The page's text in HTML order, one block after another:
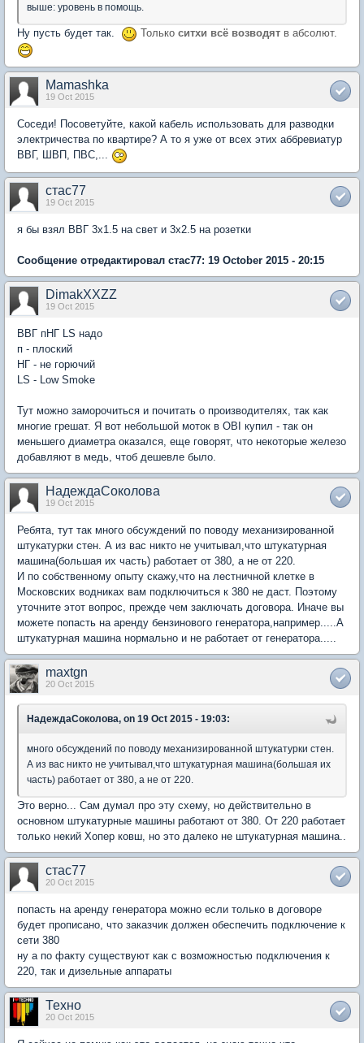
выше: уровень в помощь.
Ну пусть будет так. Только ситхи всё возводят в абсолют.
Mamashka
19 Oct 2015
Соседи! Посоветуйте, какой кабель использовать для разводки
электричества по квартире? А то я уже от всех этих аббревиатур
ВВГ, ШВП, ПВС,...
стас77
19 Oct 2015
я бы взял ВВГ 3х1.5 на свет и 3х2.5 на розетки
Сообщение отредактировал стас77: 19 October 2015 - 20:15
DimakXXZZ
19 Oct 2015
ВВГ пНГ LS надо
п - плоский
НГ - не горючий
LS - Low Smoke
Тут можно заморочиться и почитать о производителях, так как
многие грешат. Я вот небольшой моток в OBI купил - так он
меньшего диаметра оказался, еще говорят, что некоторые железо
добавляют в медь, чтоб дешевле было.
НадеждаСоколова
19 Oct 2015
Ребята, тут так много обсуждений по поводу механизированной
штукатурки стен. А из вас никто не учитывал,что штукатурная
машина(большая их часть) работает от 380, а не от 220.
И по собственному опыту скажу,что на лестничной клетке в
Московских водниках вам подключиться к 380 не даст. Поэтому
уточните этот вопрос, прежде чем заключать договора. Иначе вы
можете попасть на аренду бензинового генератора,например.....А
штукатурная машина нормально и не работает от генератора.....
maxtgn
20 Oct 2015
НадеждаСоколова, on 19 Oct 2015 - 19:03:
много обсуждений по поводу механизированной штукатурки стен.
А из вас никто не учитывал,что штукатурная машина(большая их
часть) работает от 380, а не от 220.
Это верно... Сам думал про эту схему, но действительно в
основном штукатурные машины работают от 380. От 220 работает
только некий Хопер ковш, но это далеко не штукатурная машина..
стас77
20 Oct 2015
попасть на аренду генератора можно если только в договоре
будет прописано, что заказчик должен обеспечить подключение к
сети 380
ну а по факту существуют как с возможностью подключения к
220, так и дизельные аппараты
Техно
20 Oct 2015